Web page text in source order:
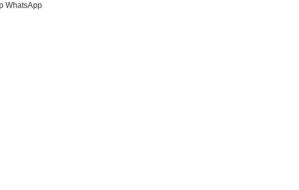
WhatsApp